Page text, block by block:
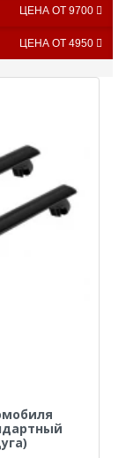
ЦЕНА ОТ 9700
ЦЕНА ОТ 4950